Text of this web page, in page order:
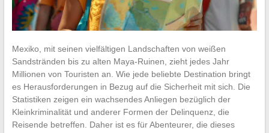
Mexiko, mit seinen vielfältigen Landschaften von weißen
Sandstränden bis zu alten Maya-Ruinen, zieht jedes Jahr
Millionen von Touristen an. Wie jede beliebte Destination bringt
es Herausforderungen in Bezug auf die Sicherheit mit sich. Die
Statistiken zeigen ein wachsendes Anliegen bezüglich der
Kleinkriminalität und anderer Formen der Delinquenz, die
Reisende betreffen. Daher ist es für Abenteurer, die dieses